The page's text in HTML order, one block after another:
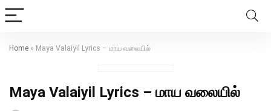
Home » Maya Valaiyil Lyrics – மாய வலையில்
Maya Valaiyil Lyrics – மாய வலையில்